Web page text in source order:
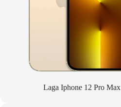
Laga Iphone 12 Pro Max